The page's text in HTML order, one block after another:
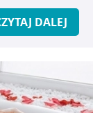
DALEJ